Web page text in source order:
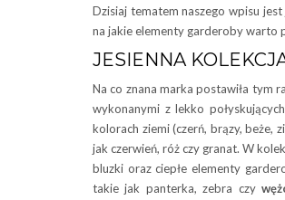
Dzisiaj tematem naszego wpisu jest
na jakie elementy garderoby warto
JESIENNA
Na co znana marka postawiła tym
wykonanymi z lekko
kolorach ziemi (czerń, brązy, beże,
jak czerwień, róż czy granat. W
bluzki oraz ciepłe elementy
takie jak panterka, zebra czy